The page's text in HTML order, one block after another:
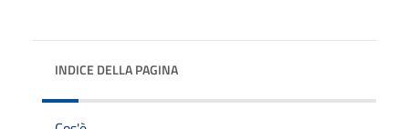
INDICE DELLA PAGINA